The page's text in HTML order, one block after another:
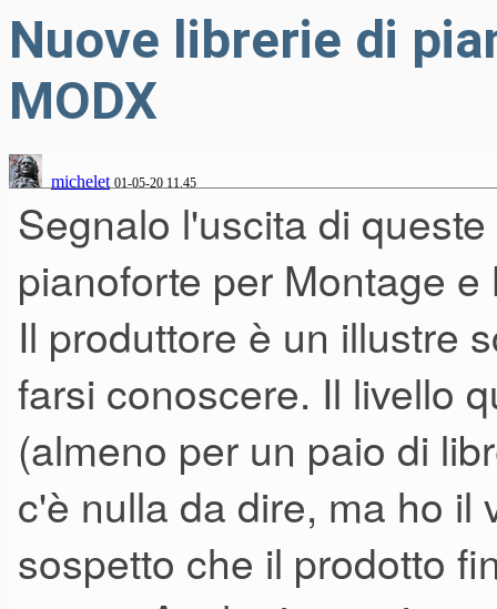
Nuove librerie di
MODX
michelet 01-05-20 11.45
Segnalo l'uscita di
pianoforte per Montage
Il produttore è un illustre
farsi conoscere. Il livello
(almeno per un paio di
c'è nulla da dire, ma ho il
sospetto che il prodotto